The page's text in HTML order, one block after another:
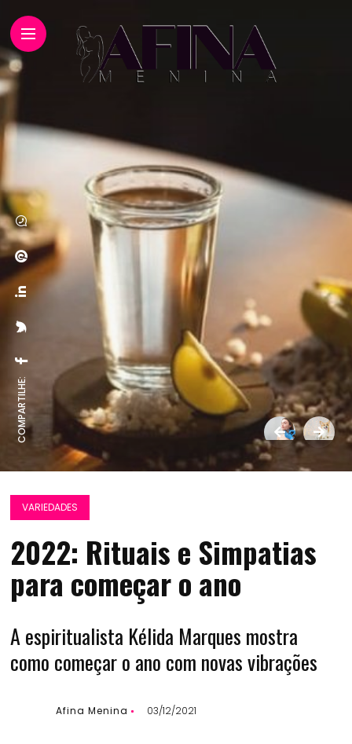
COMPARTILHE:
VARIEDADES
2022: Rituais e Simpatias
para começar o ano
A espiritualista Kélida Marques mostra
como começar o ano com novas vibrações
Afina Menina 03/12/2021